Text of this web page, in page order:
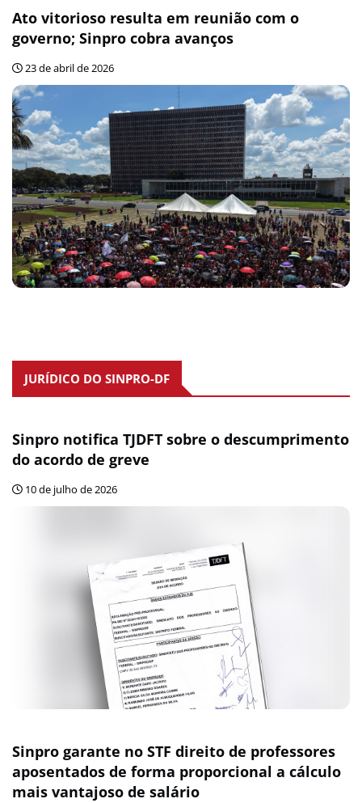
Ato vitorioso resulta em reunião com o
governo; Sinpro cobra avanços
23 de abril de 2026
JURÍDICO DO SINPRO-DF
Sinpro notifica TJDFT sobre o descumprimento
do acordo de greve
10 de julho de 2026
Sinpro garante no STF direito de professores
aposentados de forma proporcional a cálculo
mais vantajoso de salário